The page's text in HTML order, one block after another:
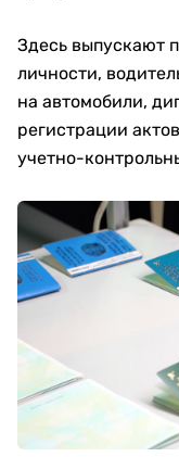
Здесь выпускают
личности,
на автомобили,
регистрации
учетно-